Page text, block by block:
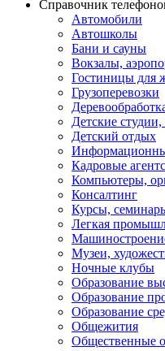
Справочник
Автомобили
Автошколы
Бани и сауны
Вокзалы,
Гостиницы для
Грузоперевозки
Детские
Детский отдых
Кадровые
Компьютеры,
Консалтинг
Курсы,
Легкая
Музеи,
Ночные клубы
Образование
Образование
Образование
Общежития
Общественные